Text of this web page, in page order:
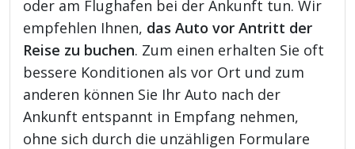
oder am Flughafen bei der Ankunft tun. Wir
empfehlen Ihnen, das Auto vor Antritt der
Reise zu buchen. Zum einen erhalten Sie oft
bessere Konditionen als vor Ort und zum
anderen können Sie Ihr Auto nach der
Ankunft entspannt in Empfang nehmen,
ohne sich durch die unzähligen Formulare